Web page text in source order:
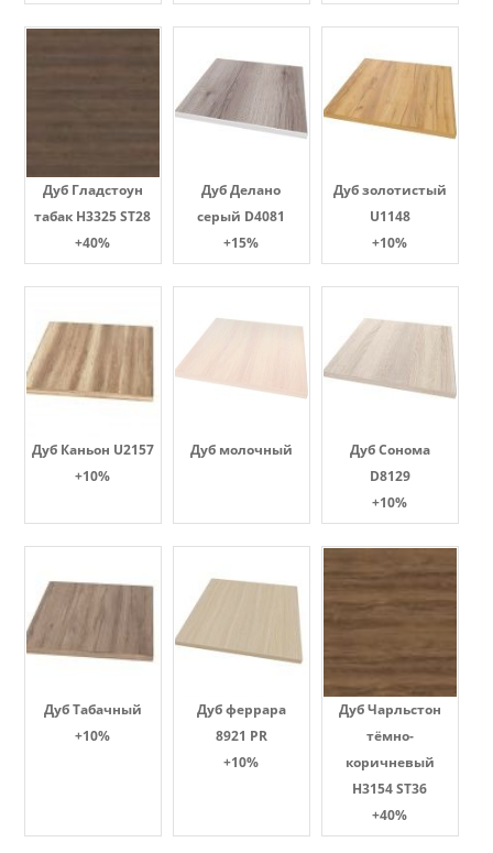
Дуб Гладстоун
табак H3325 ST28
+40%
Дуб Делано
серый D4081
+15%
Дуб золотистый
U1148
+10%
Дуб Каньон U2157
+10%
Дуб молочный
Дуб Сонома
D8129
+10%
Дуб Табачный
+10%
Дуб феррара
8921 PR
+10%
Дуб Чарльстон
тёмно-
коричневый
H3154 ST36
+40%